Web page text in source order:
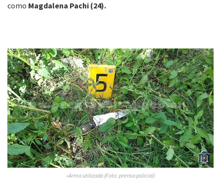
como Magdalena Pachi (24).
»Arma utilizada (Foto: prensa policial)